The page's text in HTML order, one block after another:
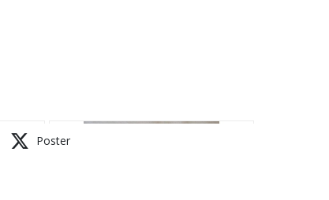
Poster